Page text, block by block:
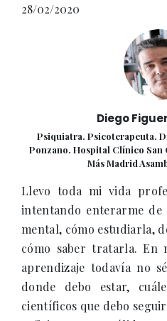
28/02/2020
Diego
Psiquiatra. Psicoterapeuta.
Ponzano. Hospital Clínico
Más Madrid
Llevo toda mi vida
intentando enterarme de
mental, cómo estudiarla,
cómo saber tratarla. En
aprendizaje todavía no
donde debo estar,
científicos que debo